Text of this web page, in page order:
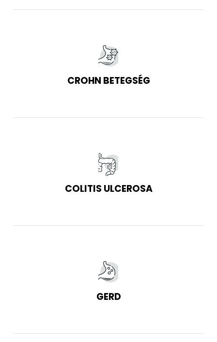
CROHN BETEGSÉG
COLITIS ULCEROSA
GERD